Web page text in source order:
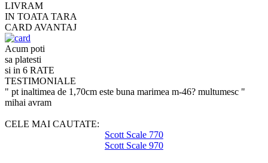
LIVRAM
IN TOATA TARA
CARD AVANTAJ
Acum poti
sa platesti
si in 6 RATE
TESTIMONIALE
" pt inaltimea de 1,70cm este buna marimea m-46? multumesc "
mihai avram
CELE MAI CAUTATE:
Scott Scale 770
Scott Scale 970